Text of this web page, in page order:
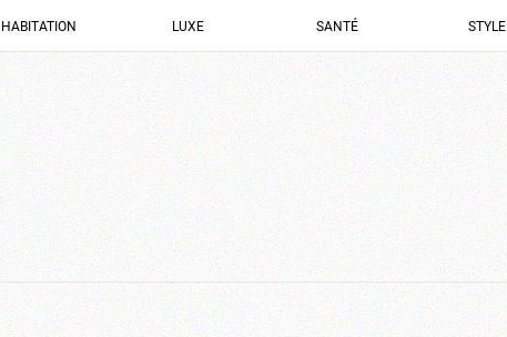
HABITATION LUXE SANTÉ STYLE